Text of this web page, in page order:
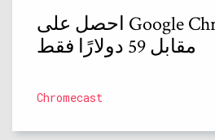
احصل على Google Chromecast Ultra
مقابل 59 دولارًا فقط
Chromecast